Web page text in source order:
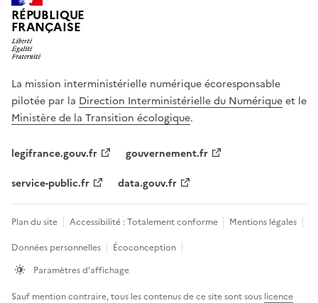
RÉPUBLIQUE
FRANÇAISE
La mission interministérielle numérique écoresponsable
pilotée par la Direction Interministérielle du Numériqueet le
Ministère de la Transition écologique.
legifrance.gouv.fr
gouvernement.fr
service-public.fr
data.gouv.fr
Plan du site Accessibilité : Totalement conforme
Mentions légales
Données personnelles
Écoconception
Paramètres d'affichage
Sauf mention contraire, tous les contenus de ce site sont sous licence